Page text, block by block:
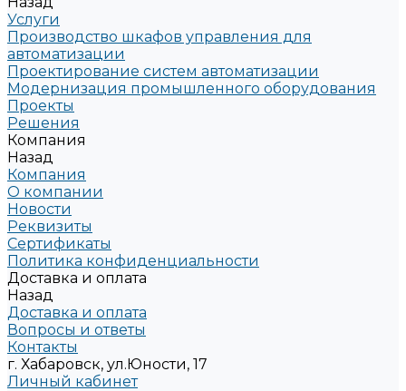
Услуги
Производство шкафов управления для
автоматизации
Проектирование систем автоматизации
Модернизация промышленного оборудования
Проекты
Решения
Компания
Назад
Компания
О компании
Новости
Реквизиты
Сертификаты
Политика конфиденциальности
Доставка и оплата
Назад
Доставка и оплата
Вопросы и ответы
Контакты
г. Хабаровск, ул.Юности, 17
Личный кабинет